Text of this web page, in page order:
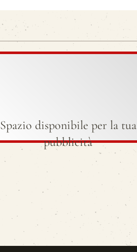
Spazio disponibile per la tua
pubblicità